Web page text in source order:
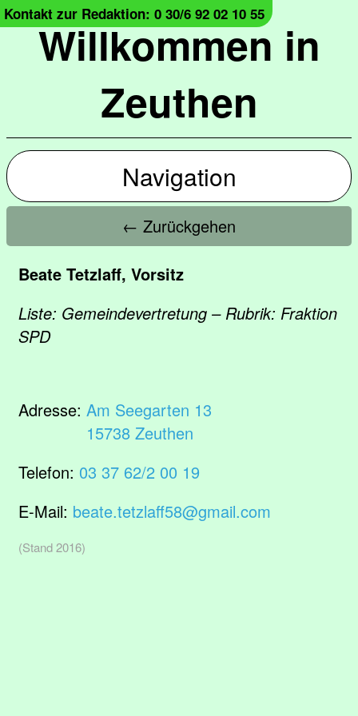
Willkommen in
Zeuthen
Kontakt zur Redaktion: 0 30/6 92 02 10 55
Navigation
← Zurückgehen
Beate Tetzlaff, Vorsitz
Liste: Gemeindevertretung – Rubrik: Fraktion
SPD
Adresse: Am Seegarten 13
15738 Zeuthen
Telefon: 03 37 62/2 00 19
E-Mail: beate.tetzlaff58@gmail.com
(Stand 2016)